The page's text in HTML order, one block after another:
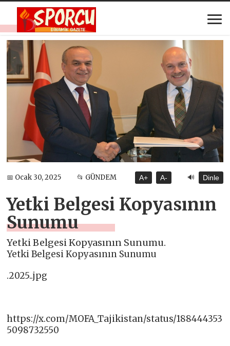
📅 Ocak 30, 2025 📂 GÜNDEM A+ A- 🔊 Dinle
Yetki Belgesi Kopyasının
Sunumu
Yetki Belgesi Kopyasının Sunumu.
Yetki Belgesi Kopyasının Sunumu
.2025..jpg
https://x.com/MOFA_Tajikistan/status/188444353
5098732550